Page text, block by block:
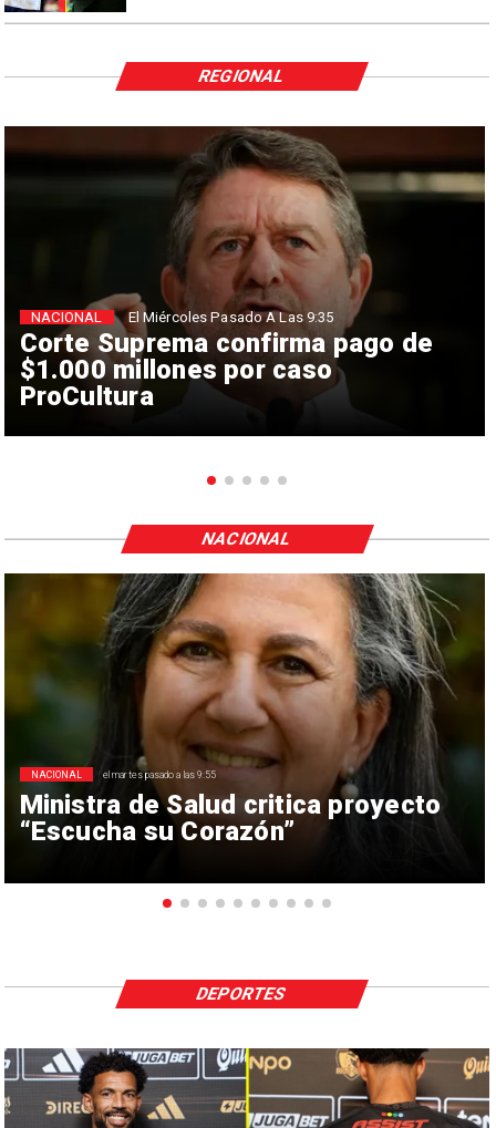
Corte Suprema confirma pago de
$1.000 millones por caso
ProCultura
NACIONAL El Miércoles Pasado A Las 9:35
REGIONAL
Ministra de Salud critica proyecto
“Escucha su Corazón”
NACIONAL el martes pasado a las 9:55
NACIONAL
DEPORTES